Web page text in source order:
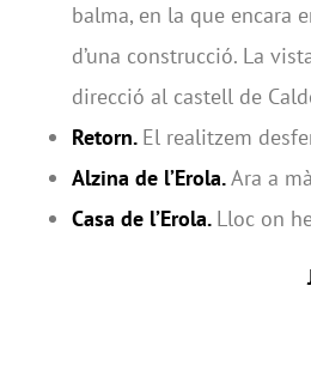
balma, en la que encara
d’una construcció. La
direcció al castell de
Retorn. El realitzem
Alzina de l’Erola.Ara a
Casa de l’Erola. Lloc on